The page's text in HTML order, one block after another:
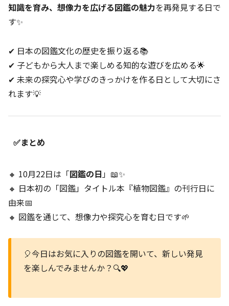
知識を育み、想像力を広げる図鑑の魅力を再発見する日で
す✨
✔ 日本の図鑑文化の歴史を振り返る📚
✔ 子どもから大人まで楽しめる知的な遊びを広める🌟
✔ 未来の探究心や学びのきっかけを作る日として大切にさ
れます💡
✅まとめ
🔸 10月22日は「図鑑の日 」📖✨
🔸 日本初の「図鑑」タイトル本『植物図鑑』の刊行日に
由来📅
🔸 図鑑を通じて、想像力や探究心を育む日です🌱
🎈今日はお気に入りの図鑑を開いて、新しい発見
を楽しんでみませんか？🔍💖